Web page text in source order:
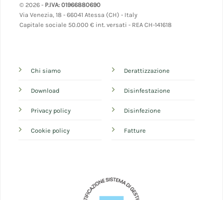
© 2026 - P.IVA: 01966880690
Via Venezia, 18 - 66041 Atessa (CH) - Italy
Capitale sociale 50.000 € int. versati - REA CH-141618
Chi siamo
Download
Privacy policy
Cookie policy
Derattizzazione
Disinfestazione
Disinfezione
Fatture